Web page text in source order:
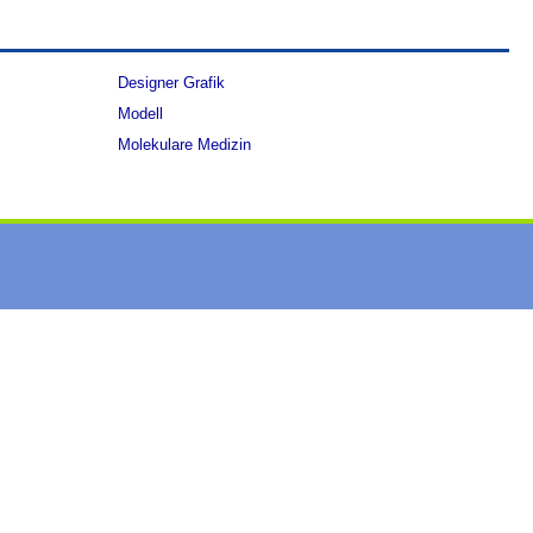
Designer Grafik
Modell
Molekulare Medizin